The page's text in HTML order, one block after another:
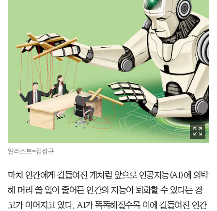
일러스트=김성규
마치 인간에게 길들여진 개처럼 앞으로 인공지능(AI)에 의탁
해 머리 쓸 일이 줄어든 인간의 지능이 퇴화할 수 있다는 경
고가 이어지고 있다. AI가 똑똑해질수록 이에 길들여진 인간